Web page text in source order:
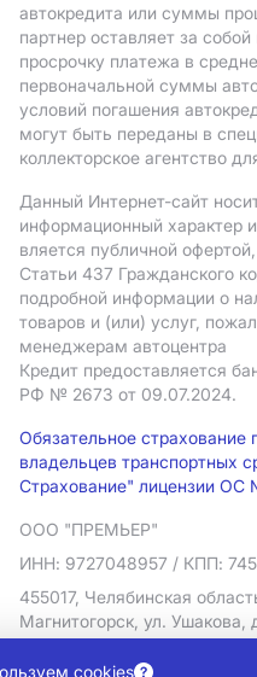
автокредита или суммы
партнер оставляет за
просрочку платежа в
первоначальной суммы
условий погашения
могут быть переданы в
коллекторское агентство
Данный Интернет-сайт
информационный характер
вляется публичной
Статьи 437 Гражданского
подробной информации о
товаров и (или) услуг,
менеджерам автоцентра
Кредит предоставляется
РФ № 2673 от 09.07.2024.
Обязательное страхование
владельцев транспортных
Страхование" лицензии ОС
ООО "ПРЕМЬЕР"
ИНН: 9727048957 / КПП:
455017, Челябинская
Магнитогорск, ул. Ушакова,
Политика в отношении
cookies